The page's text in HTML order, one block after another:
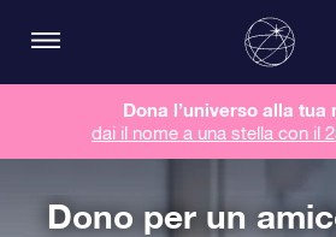
Dona l’universo alla tua
dai il nome a una stella con il
Dono per un